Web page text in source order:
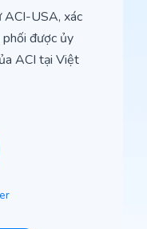
ACI-USA, xác
phối được ủy
ACI tại Việt